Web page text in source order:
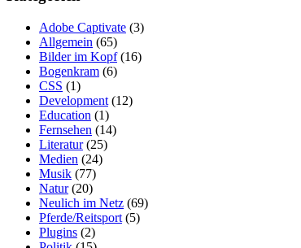
Adobe Captivate (3)
Allgemein (65)
Bilder im Kopf(16)
Bogenkram (6)
CSS (1)
Development (12)
Education (1)
Fernsehen (14)
Literatur(25)
Medien (24)
Musik (77)
Natur(20)
Neulich im Netz (69)
Pferde/Reitsport (5)
Plugins (2)